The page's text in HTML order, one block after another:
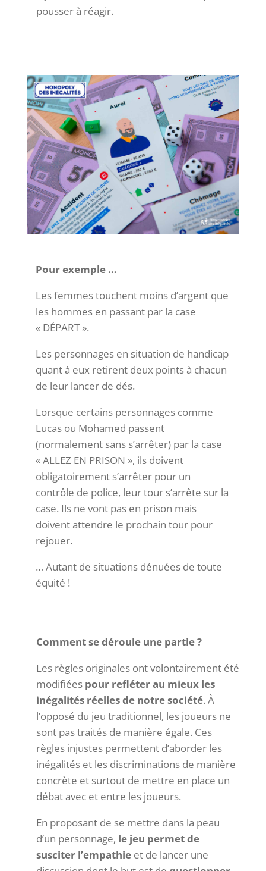
pousser à réagir.
Pour exemple …
Les femmes touchent moins d’argent que
les hommes en passant par la case
« DÉPART ».
Les personnages en situation de handicap
quant à eux retirent deux points à chacun
de leur lancer de dés.
Lorsque certains personnages comme
Lucas ou Mohamed passent
(normalement sans s’arrêter) par la case
« ALLEZ EN PRISON », ils doivent
obligatoirement s’arrêter pour un
contrôle de police, leur tour s’arrête sur la
case. Ils ne vont pas en prison mais
doivent attendre le prochain tour pour
rejouer.
… Autant de situations dénuées de toute
équité !
Comment se déroule une partie ?
Les règles originales ont volontairement été
modifiées pour refléter au mieux les
inégalités réelles de notre société. À
l’opposé du jeu traditionnel, les joueurs ne
sont pas traités de manière égale. Ces
règles injustes permettent d’aborder les
inégalités et les discriminations de manière
concrète et surtout de mettre en place un
débat avec et entre les joueurs.
En proposant de se mettre dans la peau
d’un personnage, le jeu permet de
susciter l’empathieet de lancer une